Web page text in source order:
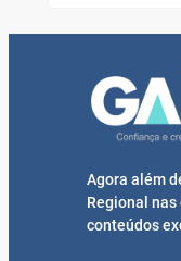
Agora além
Regional
conteúdos